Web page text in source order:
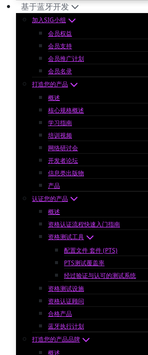
基于蓝牙开发
加入SIG小组
会员权益
会员支持
会员推广计划
会员名录
打造您的产品
概述
核心规格概述
学习指南
培训视频
网络研讨会
开发者论坛
信息类出版物
产品
认证您的产品
概述
资格认证流程快速入门指南
资格测试工具
配置文件 套件 (PTS)
PTS测试覆盖率
经过验证与认可的测试系统
资格测试设施
资格认证顾问
合格产品
蓝牙执行计划
打造您的产品品牌
概述